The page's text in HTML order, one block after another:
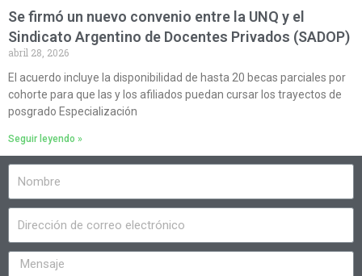
Se firmó un nuevo convenio entre la UNQ y el
Sindicato Argentino de Docentes Privados (SADOP)
abril 28, 2026
El acuerdo incluye la disponibilidad de hasta 20 becas parciales por
cohorte para que las y los afiliados puedan cursar los trayectos de
posgrado Especialización
Seguir leyendo »